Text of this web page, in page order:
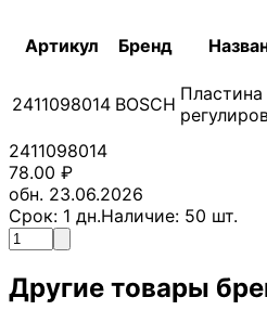
Артикул Бренд
2411098014 BOSCH Пластина
2411098014
78.00 ₽
обн. 23.06.2026
Срок: 1 дн.Наличие: 50 шт.
Другие товары